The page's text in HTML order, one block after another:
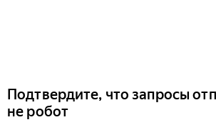
Подтвердите, что запросы
не робот